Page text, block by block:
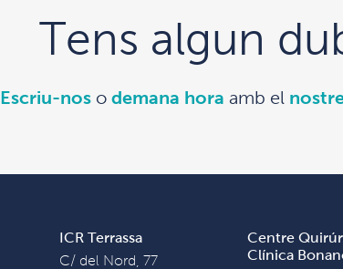
Tens algun
Escriu-nos o demana hora amb el
ICR Terrassa
C/ del Nord, 77
Centre
Clínica